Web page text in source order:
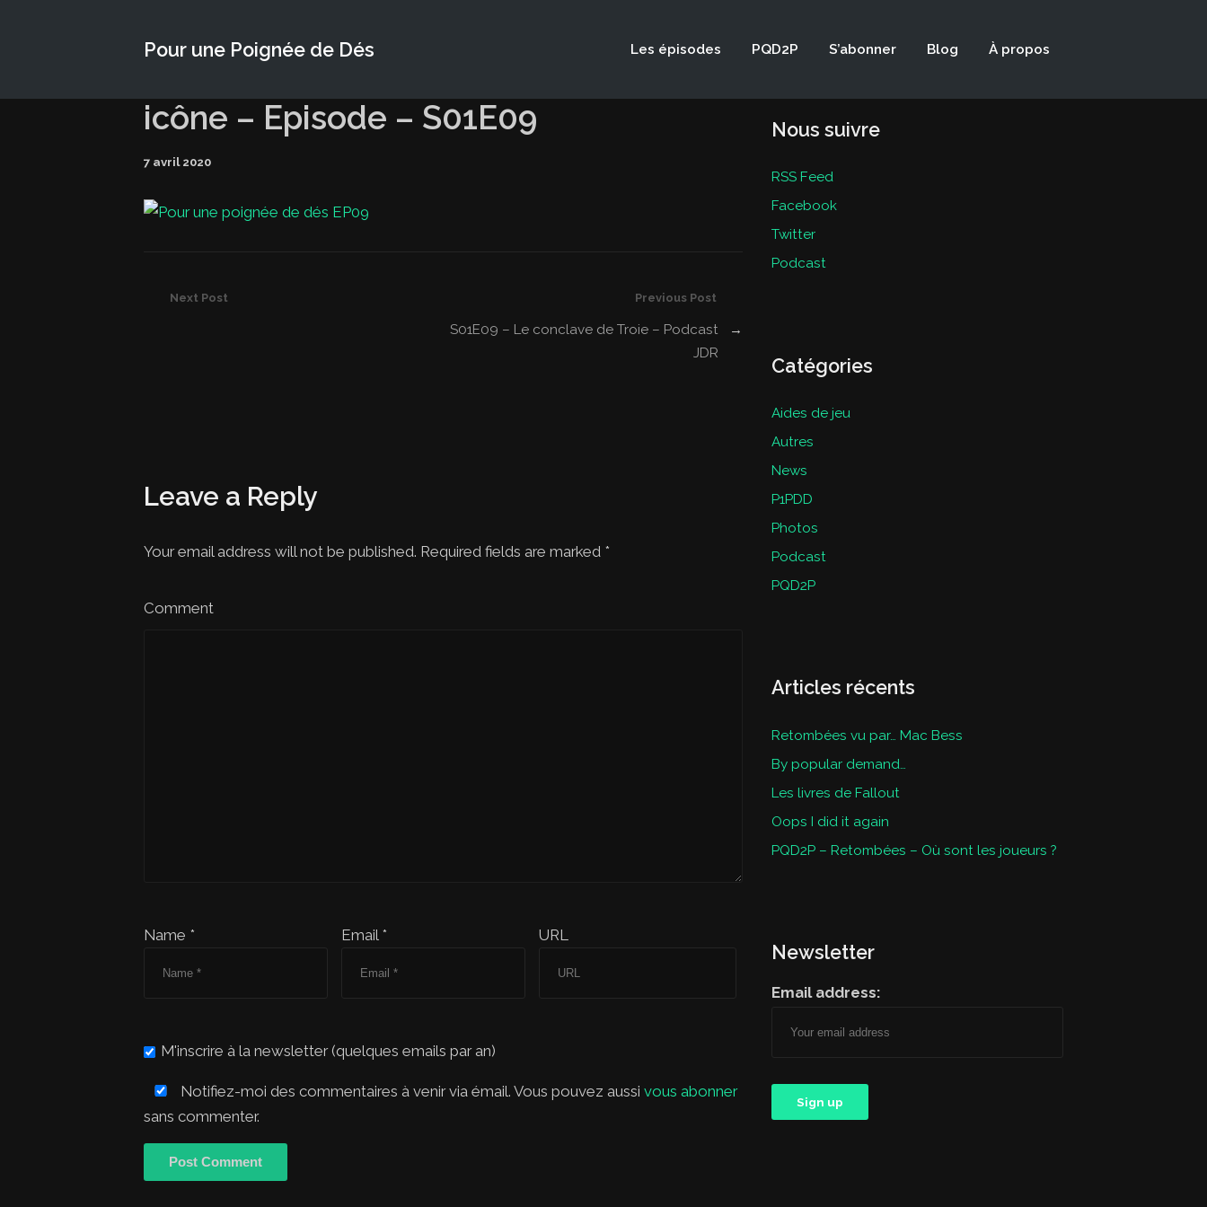
Pour une Poignée de Dés Les épisodes PQD2P S’abonner Blog À propos
icône – Episode – S01E09
7 avril 2020
Previous Post
S01E09 – Le conclave de Troie – Podcast
JDR
→
Next Post
Leave a Reply
Your email address will not be published. Required fields are marked *
Comment
Name * Email * URL
M'inscrire à la newsletter (quelques emails par an)
Notifiez-moi des commentaires à venir via émail. Vous pouvez aussi vous abonner
sans commenter.
Nous suivre
RSS Feed
Facebook
Twitter
Podcast
Catégories
Aides de jeu
Autres
News
P1PDD
Photos
Podcast
PQD2P
Articles récents
Retombées vu par… Mac Bess
By popular demand…
Les livres de Fallout
Oops I did it again
PQD2P – Retombées – Où sont les joueurs ?
Newsletter
Email address: